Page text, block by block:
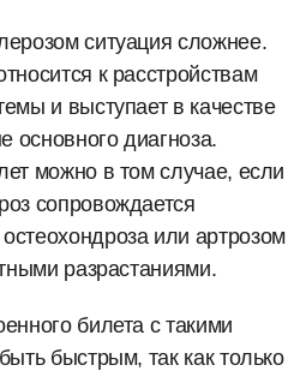
ситуация сложнее.
к расстройствам
и выступает в качестве
основного диагноза.
можно в том случае, если
сопровождается
или артрозом
разрастаниями.
билета с такими
быстрым, так как только